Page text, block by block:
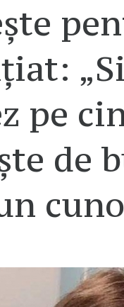
pe
de